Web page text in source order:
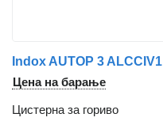
Indox AUTOP 3 ALCCIV1
Цена на барање
Цистерна за гориво